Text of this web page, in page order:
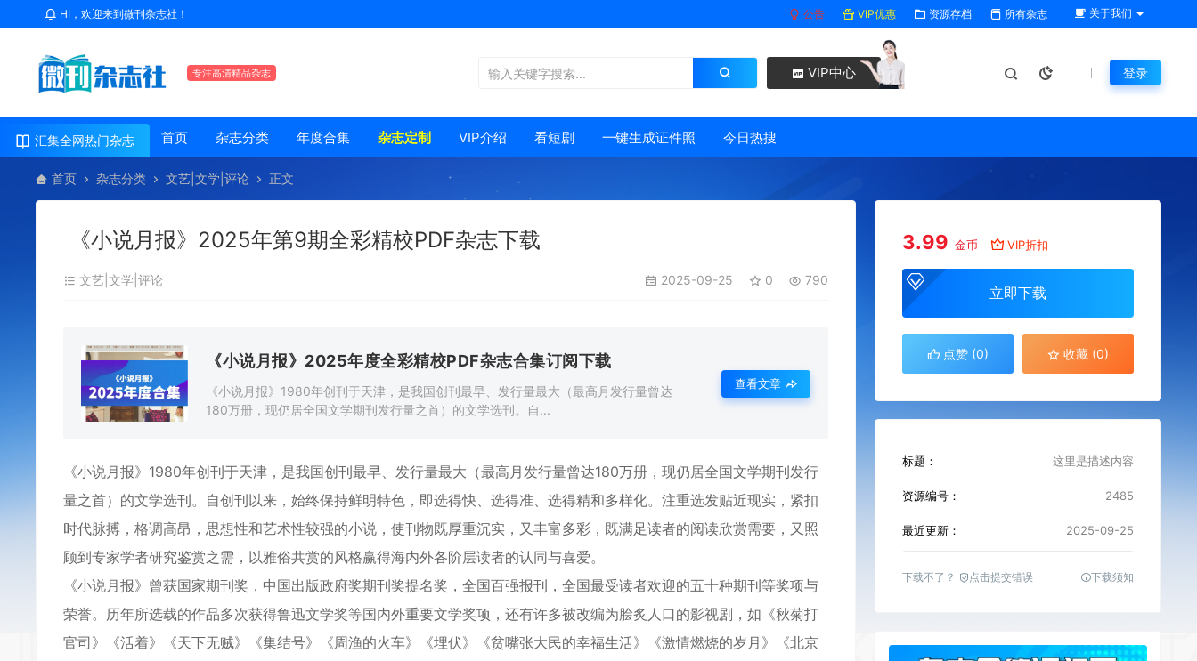
HI，欢迎来到微刊杂志社！ 公告 VIP优惠 资源存档 所有杂志 关于我们
专注高清精品杂志 VIP中心 登录
汇集全网热门杂志 首页 杂志分类 年度合集 杂志定制 VIP介绍 看短剧 一键生成证件照 今日热搜
首页 杂志分类 文艺|文学|评论 正文
《小说月报》2025年第9期全彩精校PDF杂志下载
文艺|文学|评论 2025-09-25 0 790
《小说月报》2025年度全彩精校PDF杂志合集订阅下载
《小说月报》1980年创刊于天津，是我国创刊最早、发行量最大（最高月发行量曾达
180万册，现仍居全国文学期刊发行量之首）的文学选刊。自...
查看文章
《小说月报》1980年创刊于天津，是我国创刊最早、发行量最大（最高月发行量曾达180万册，现仍居全国文学期刊发行
量之首）的文学选刊。自创刊以来，始终保持鲜明特色，即选得快、选得准、选得精和多样化。注重选发贴近现实，紧扣
时代脉搏，格调高昂，思想性和艺术性较强的小说，使刊物既厚重沉实，又丰富多彩，既满足读者的阅读欣赏需要，又照
顾到专家学者研究鉴赏之需，以雅俗共赏的风格赢得海内外各阶层读者的认同与喜爱。
《小说月报》曾获国家期刊奖，中国出版政府奖期刊奖提名奖，全国百强报刊，全国最受读者欢迎的五十种期刊等奖项与
荣誉。历年所选载的作品多次获得鲁迅文学奖等国内外重要文学奖项，还有许多被改编为脍炙人口的影视剧，如《秋菊打
官司》《活着》《天下无贼》《集结号》《周渔的火车》《埋伏》《贫嘴张大民的幸福生活》《激情燃烧的岁月》《北京
3.99 金币 VIP折扣
立即下载
点赞 (0) 收藏 (0)
标题： 这里是描述内容
资源编号： 2485
最近更新： 2025-09-25
下载不了？ 点击提交错误 下载须知